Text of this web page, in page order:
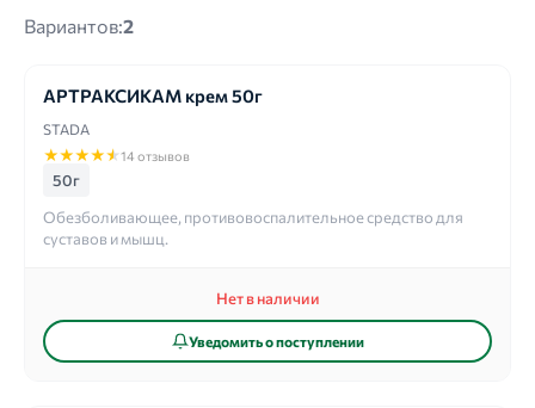
Вариантов:2
АРТРАКСИКАМ крем 50г
STADA
★★★★★14 отзывов
50г
Обезболивающее, противовоспалительное средство для
суставов и мышц.
Нет в наличии
Уведомить о поступлении